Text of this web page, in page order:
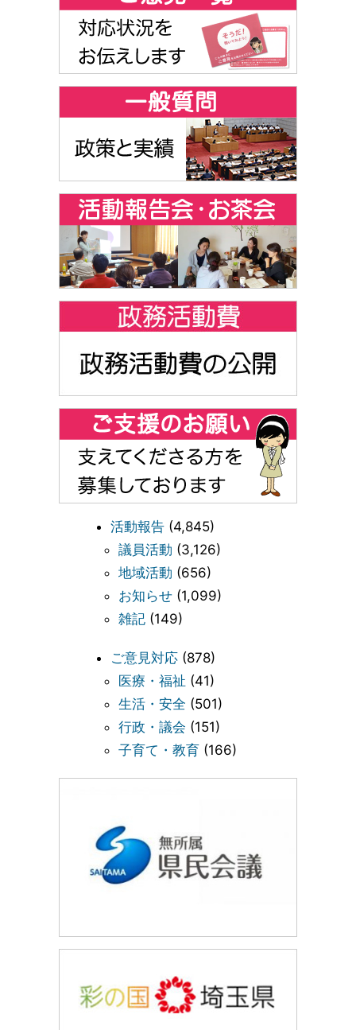
活動報告 (4,845)
議員活動 (3,126)
地域活動 (656)
お知らせ (1,099)
雑記 (149)
ご意見対応 (878)
医療・福祉 (41)
生活・安全 (501)
行政・議会 (151)
子育て・教育 (166)